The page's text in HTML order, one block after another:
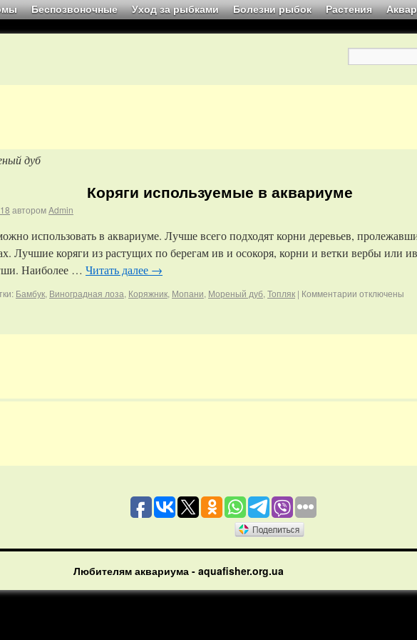
Беспозвоночные Уход за рыбками Болезни рыбок Растения
дуб
Коряги используемые в аквариуме
авторомAdmin
использовать в аквариуме. Лучше всего подходят корни деревьев,
Лучшие коряги из растущих по берегам ив и осокоря, корни и ветки вербы или
Наиболее … Читать далее →
Бамбук, Виноградная лоза, Коряжник, Мопани, Мореный дуб, Топляк | Комментарии отключены
Любителям аквариума - aquafisher.org.ua